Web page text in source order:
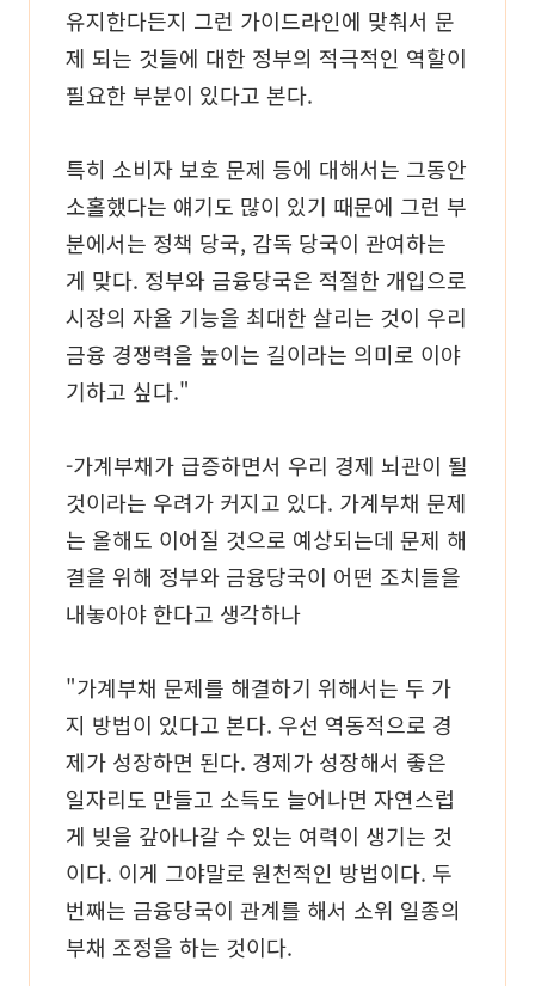
유지한다든지 그런 가이드라인에 맞춰서 문
제 되는 것들에 대한 정부의 적극적인 역할이
필요한 부분이 있다고 본다.
특히 소비자 보호 문제 등에 대해서는 그동안
소홀했다는 얘기도 많이 있기 때문에 그런 부
분에서는 정책 당국, 감독 당국이 관여하는
게 맞다. 정부와 금융당국은 적절한 개입으로
시장의 자율 기능을 최대한 살리는 것이 우리
금융 경쟁력을 높이는 길이라는 의미로 이야
기하고 싶다."
-가계부채가 급증하면서 우리 경제 뇌관이 될
것이라는 우려가 커지고 있다. 가계부채 문제
는 올해도 이어질 것으로 예상되는데 문제 해
결을 위해 정부와 금융당국이 어떤 조치들을
내놓아야 한다고 생각하나
"가계부채 문제를 해결하기 위해서는 두 가
지 방법이 있다고 본다. 우선 역동적으로 경
제가 성장하면 된다. 경제가 성장해서 좋은
일자리도 만들고 소득도 늘어나면 자연스럽
게 빚을 갚아나갈 수 있는 여력이 생기는 것
이다. 이게 그야말로 원천적인 방법이다. 두
번째는 금융당국이 관계를 해서 소위 일종의
부채 조정을 하는 것이다.